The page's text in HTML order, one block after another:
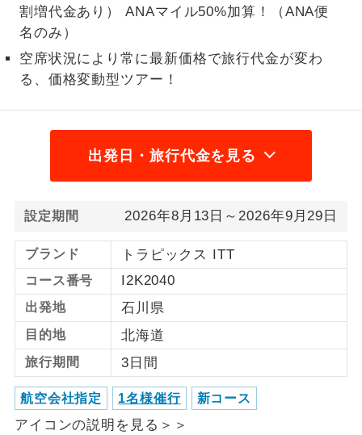
割増代金あり） ANAマイル50%加算！（ANA便
名のみ）
空席状況により常に最新価格で旅行代金が変わ
る、価格変動型ツアー！
出発日・旅行代金を見る
設定期間 2026年8月13日～2026年9月29日
ブランド トラピックス ITT
コース番号 I2K2040
出発地 石川県
目的地 北海道
旅行期間 3日間
航空会社指定 1名様催行 新コース
アイコンの説明を見る＞＞
1名様1室同代
金
1名様1室利用でも追加料金がかからない
ご夫婦限定
ご夫婦限定でご参加いただけるコースで
す。
女性限定でご参加いただけるコースで
す。
ご参加にあたり年齢に制限があるコース
です。
航空会社指定
利用航空会社が指定なので、ご出発の計
ホテル指定
ご紹介するホテルを指定したコースで
す。
おひとり様バ
ス2席利用
おひとり様でバス席を2席利⽤できま
す。